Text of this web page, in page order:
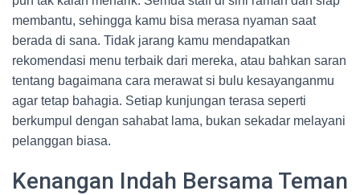
membantu, sehingga kamu bisa merasa nyaman saat
berada di sana. Tidak jarang kamu mendapatkan
rekomendasi menu terbaik dari mereka, atau bahkan saran
tentang bagaimana cara merawat si bulu kesayanganmu
agar tetap bahagia. Setiap kunjungan terasa seperti
berkumpul dengan sahabat lama, bukan sekadar melayani
pelanggan biasa.
Kenangan Indah Bersama Teman